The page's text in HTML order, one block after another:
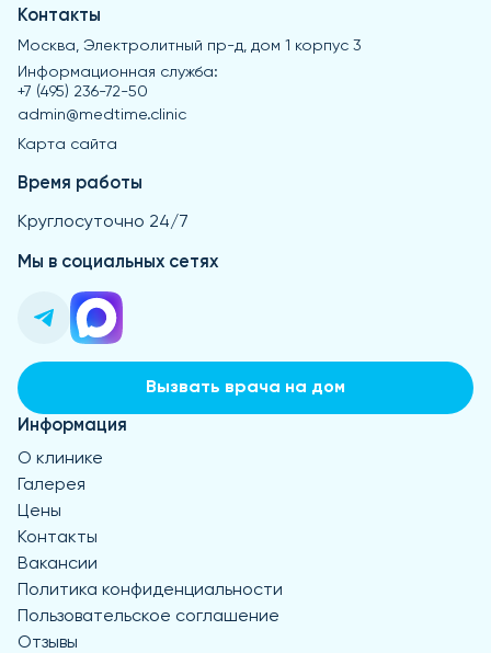
Контакты
Москва, Электролитный пр-д, дом 1 корпус 3
Информационная служба:
+7 (495) 236-72-50
admin@medtime.clinic
Карта сайта
Время работы
Круглосуточно 24/7
Мы в социальных сетях
Вызвать врача на дом
Информация
О клинике
Галерея
Цены
Контакты
Вакансии
Политика конфиденциальности
Пользовательское соглашение
Отзывы